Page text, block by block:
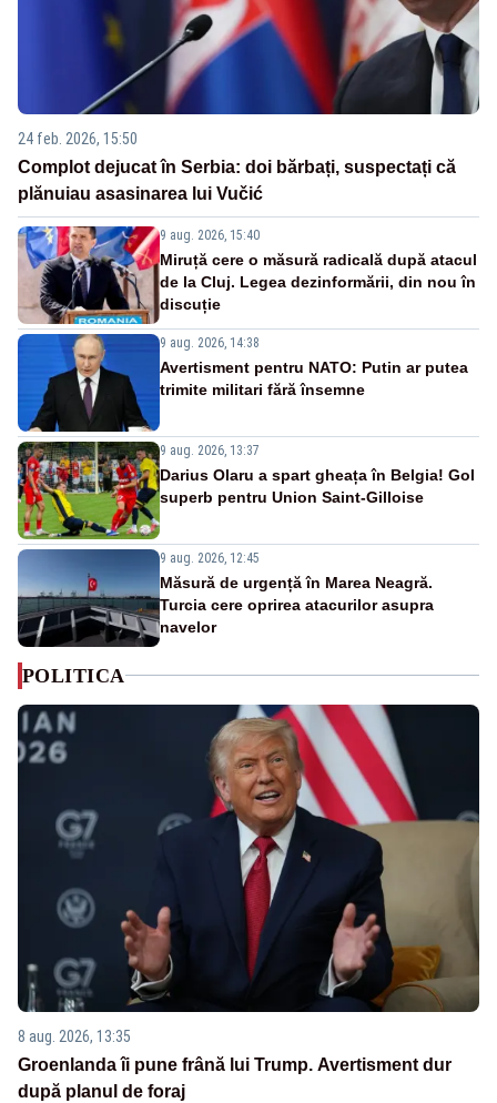
24 feb. 2026, 15:50
Complot dejucat în Serbia: doi bărbați, suspectați că
plănuiau asasinarea lui Vučić
9 aug. 2026, 15:40
Miruță cere o măsură radicală după atacul
de la Cluj. Legea dezinformării, din nou în
discuție
9 aug. 2026, 14:38
Avertisment pentru NATO: Putin ar putea
trimite militari fără însemne
9 aug. 2026, 13:37
Darius Olaru a spart gheața în Belgia! Gol
superb pentru Union Saint-Gilloise
9 aug. 2026, 12:45
Măsură de urgență în Marea Neagră.
Turcia cere oprirea atacurilor asupra
navelor
POLITICA
8 aug. 2026, 13:35
Groenlanda îi pune frână lui Trump. Avertisment dur
după planul de foraj